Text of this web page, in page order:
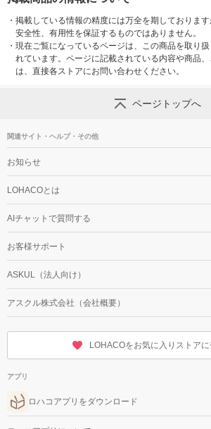
・ 掲載している情報の精度には万全を期しております
安全性、有用性を保証するものではありません。
・ 現在ご覧になっているページは、この商品を取り
れています。ページに記載されている内容や商品
は、直接各ストアにお問い合わせください。
ページトップへ
関連サイト・ヘルプ・その他
お知らせ
LOHACOとは
AIチャットで質問する
お客様サポート
ASKUL（法人向け）
アスクル株式会社（会社概要）
LOHACOをお気に入りストア
アプリ
ロハコアプリをダウンロード